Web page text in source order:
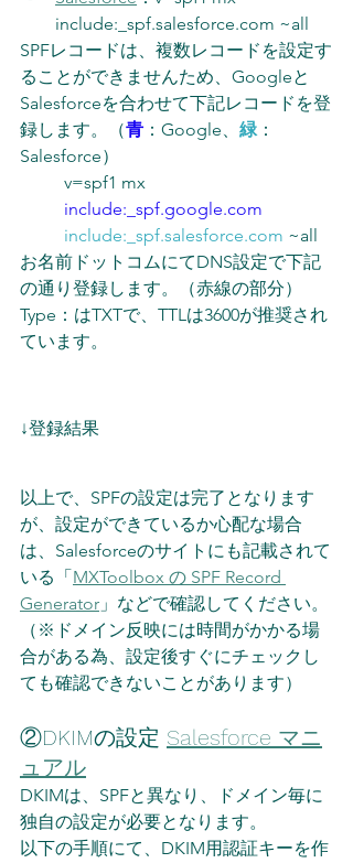
include:_spf.salesforce.com ~all
SPFレコードは、複数レコードを設定す
ることができませんため、Googleと
Salesforceを合わせて下記レコードを登
録します。（青 ：Google、 緑：
Salesforce）
v=spf1 mx
include:_spf.google.com
include:_spf.salesforce.com ~all
お名前ドットコムにてDNS設定で下記
の通り登録します。（赤線の部分）
Type：はTXTで、TTLは3600が推奨され
ています。
↓登録結果
以上で、SPFの設定は完了となります
が、設定ができているか心配な場合
は、Salesforceのサイトにも記載されて
いる「 MXToolbox の SPF Record
Generator 」などで確認してください。
（※ドメイン反映には時間がかかる場
合がある為、設定後すぐにチェックし
ても確認できないことがあります）
②DKIMの設定 Salesforce マニ
ュアル
DKIMは、SPFと異なり、ドメイン毎に
独自の設定が必要となります。
以下の手順にて、DKIM用認証キーを作